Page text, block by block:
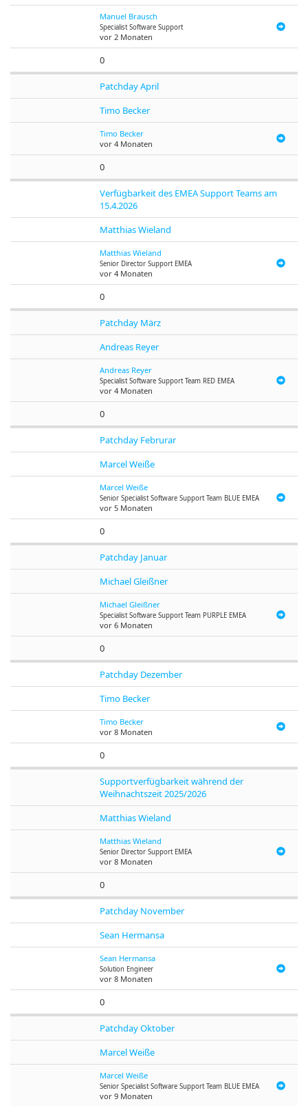
Manuel Brausch
Specialist Software Support
vor 2 Monaten
0
Patchday April
Timo Becker
Timo Becker
vor 4 Monaten
0
Verfügbarkeit des EMEA Support Teams am
15.4.2026
Matthias Wieland
Matthias Wieland
Senior Director Support EMEA
vor 4 Monaten
0
Patchday März
Andreas Reyer
Andreas Reyer
Specialist Software Support Team RED EMEA
vor 4 Monaten
0
Patchday Februrar
Marcel Weiße
Marcel Weiße
Senior Specialist Software Support Team BLUE EMEA
vor 5 Monaten
0
Patchday Januar
Michael Gleißner
Michael Gleißner
Specialist Software Support Team PURPLE EMEA
vor 6 Monaten
0
Patchday Dezember
Timo Becker
Timo Becker
vor 8 Monaten
0
Supportverfügbarkeit während der
Weihnachtszeit 2025/2026
Matthias Wieland
Matthias Wieland
Senior Director Support EMEA
vor 8 Monaten
0
Patchday November
Sean Hermansa
Sean Hermansa
Solution Engineer
vor 8 Monaten
0
Patchday Oktober
Marcel Weiße
Marcel Weiße
Senior Specialist Software Support Team BLUE EMEA
vor 9 Monaten